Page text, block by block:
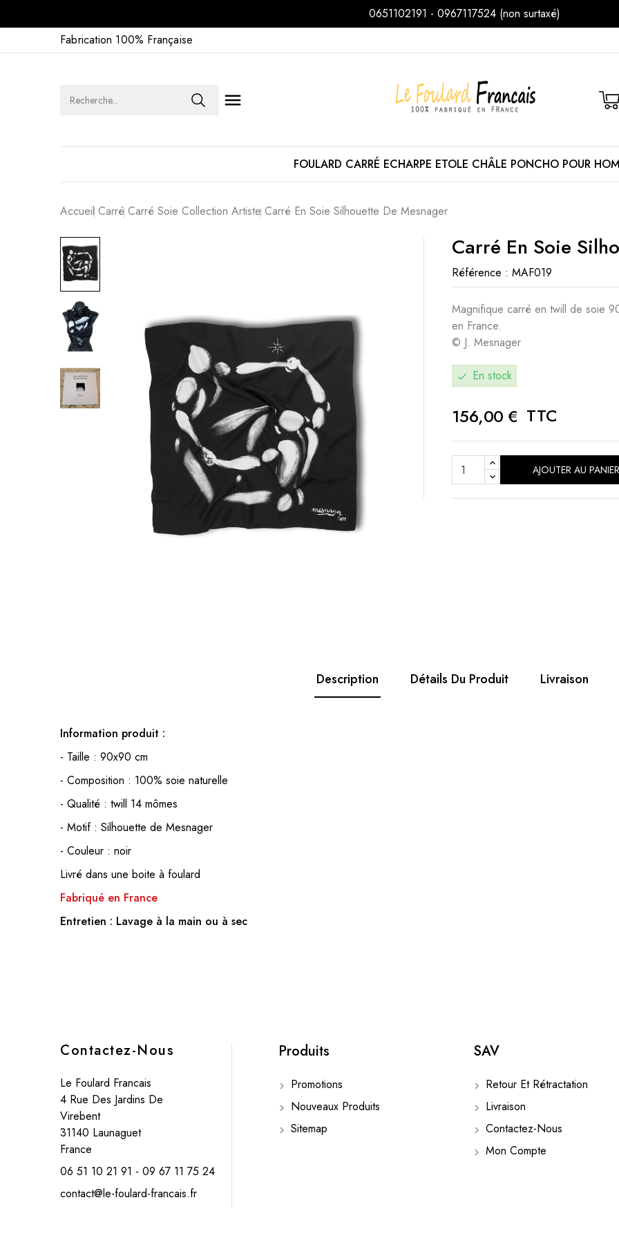
0651102191 - 0967117524 (non surtaxé)
Fabrication 100% Française

FOULARD CARRÉ ECHARPE ETOLE CHÂLE PONCHO POUR
Accueil Carré Carré Soie Collection Artiste Carré En Soie Silhouette De Mesnager
Carré En Soie
Référence : MAF019
Magnifique carré en twill de soie
en France.
© J. Mesnager
check En stock
156,00 € TTC
AJOUTER AU PANIER
Description Détails Du Produit Livraison
Information produit :
- Taille : 90x90 cm
- Composition : 100% soie naturelle
- Qualité : twill 14 mômes
- Motif : Silhouette de Mesnager
- Couleur : noir
Livré dans une boite à foulard
Fabriqué en France
Entretien : Lavage à la main ou à sec
Contactez-Nous
Le Foulard Francais
4 Rue Des Jardins De
Virebent
31140 Launaguet
France
06 51 10 21 91 - 09 67 11 75 24
contact@le-foulard-francais.fr
Produits
Promotions
Nouveaux Produits
Sitemap
SAV
Retour Et Rétractation
Livraison
Contactez-Nous
Mon Compte